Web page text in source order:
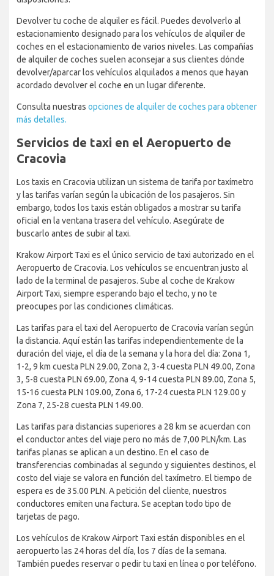
Devolver tu coche de alquiler es fácil. Puedes devolverlo al
estacionamiento designado para los vehículos de alquiler de
coches en el estacionamiento de varios niveles. Las compañías
de alquiler de coches suelen aconsejar a sus clientes dónde
devolver/aparcar los vehículos alquilados a menos que hayan
acordado devolver el coche en un lugar diferente.
Consulta nuestras opciones de alquiler de coches para obtener
más detalles.
Servicios de taxi en el Aeropuerto de
Cracovia
Los taxis en Cracovia utilizan un sistema de tarifa por taxímetro
y las tarifas varían según la ubicación de los pasajeros. Sin
embargo, todos los taxis están obligados a mostrar su tarifa
oficial en la ventana trasera del vehículo. Asegúrate de
buscarlo antes de subir al taxi.
Krakow Airport Taxi es el único servicio de taxi autorizado en el
Aeropuerto de Cracovia. Los vehículos se encuentran justo al
lado de la terminal de pasajeros. Sube al coche de Krakow
Airport Taxi, siempre esperando bajo el techo, y no te
preocupes por las condiciones climáticas.
Las tarifas para el taxi del Aeropuerto de Cracovia varían según
la distancia. Aquí están las tarifas independientemente de la
duración del viaje, el día de la semana y la hora del día: Zona 1,
1-2, 9 km cuesta PLN 29.00, Zona 2, 3-4 cuesta PLN 49.00, Zona
3, 5-8 cuesta PLN 69.00, Zona 4, 9-14 cuesta PLN 89.00, Zona 5,
15-16 cuesta PLN 109.00, Zona 6, 17-24 cuesta PLN 129.00 y
Zona 7, 25-28 cuesta PLN 149.00.
Las tarifas para distancias superiores a 28 km se acuerdan con
el conductor antes del viaje pero no más de 7,00 PLN/km. Las
tarifas planas se aplican a un destino. En el caso de
transferencias combinadas al segundo y siguientes destinos, el
costo del viaje se valora en función del taxímetro. El tiempo de
espera es de 35.00 PLN. A petición del cliente, nuestros
conductores emiten una factura. Se aceptan todo tipo de
tarjetas de pago.
Los vehículos de Krakow Airport Taxi están disponibles en el
aeropuerto las 24 horas del día, los 7 días de la semana.
También puedes reservar o pedir tu taxi en línea o por teléfono.